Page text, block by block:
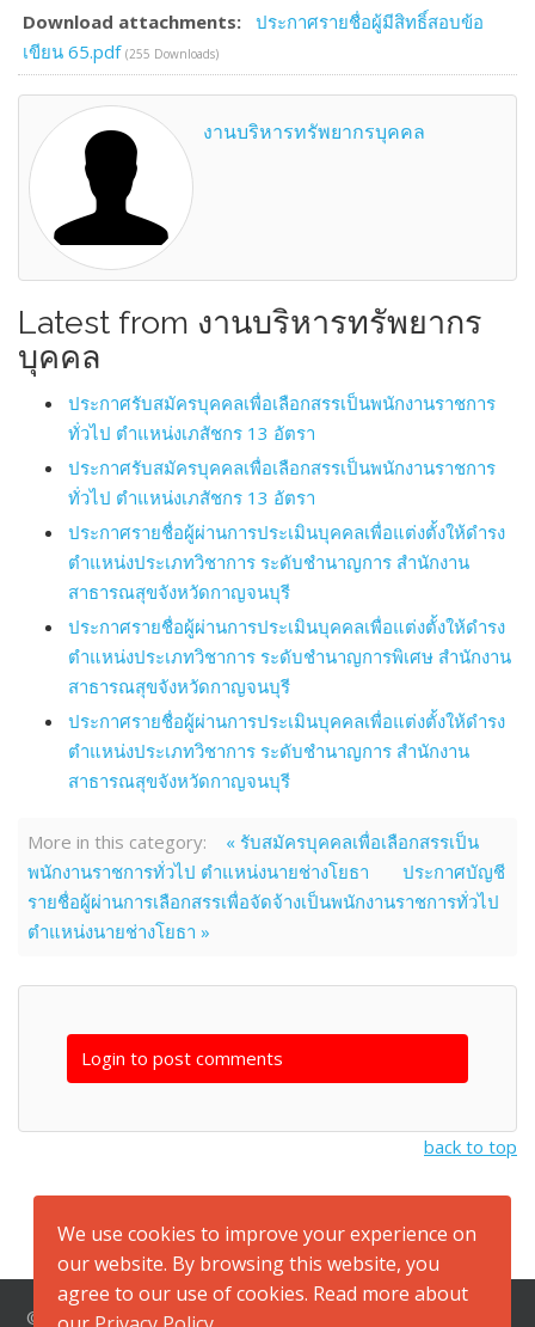
Download attachments: ประกาศรายชื่อผู้มีสิทธิ์สอบข้อ
เขียน 65.pdf (255 Downloads)
งานบริหารทรัพยากรบุคคล
Latest from งานบริหารทรัพยากร
บุคคล
ประกาศรับสมัครบุคคลเพื่อเลือกสรรเป็นพนักงานราชการ
ทั่วไป ตำแหน่งเภสัชกร 13 อัตรา
ประกาศรับสมัครบุคคลเพื่อเลือกสรรเป็นพนักงานราชการ
ทั่วไป ตำแหน่งเภสัชกร 13 อัตรา
ประกาศรายชื่อผู้ผ่านการประเมินบุคคลเพื่อแต่งตั้งให้ดำรง
ตำแหน่งประเภทวิชาการ ระดับชำนาญการ สำนักงาน
สาธารณสุขจังหวัดกาญจนบุรี
ประกาศรายชื่อผู้ผ่านการประเมินบุคคลเพื่อแต่งตั้งให้ดำรง
ตำแหน่งประเภทวิชาการ ระดับชำนาญการพิเศษ สำนักงาน
สาธารณสุขจังหวัดกาญจนบุรี
ประกาศรายชื่อผู้ผ่านการประเมินบุคคลเพื่อแต่งตั้งให้ดำรง
ตำแหน่งประเภทวิชาการ ระดับชำนาญการ สำนักงาน
สาธารณสุขจังหวัดกาญจนบุรี
More in this category:
« รับสมัครบุคคลเพื่อเลือกสรรเป็น
พนักงานราชการทั่วไป ตำแหน่งนายช่างโยธา
ประกาศบัญชี
รายชื่อผู้ผ่านการเลือกสรรเพื่อจัดจ้างเป็นพนักงานราชการทั่วไป
ตำแหน่งนายช่างโยธา »
Login to post comments
back to top
© 2026 สำนักงานสาธารณสุขจังหวัดกาญจนบุรี ที่อยู่ ถนนแสงชู
We use cookies to improve your experience on
our website. By browsing this website, you
agree to our use of cookies. Read more about